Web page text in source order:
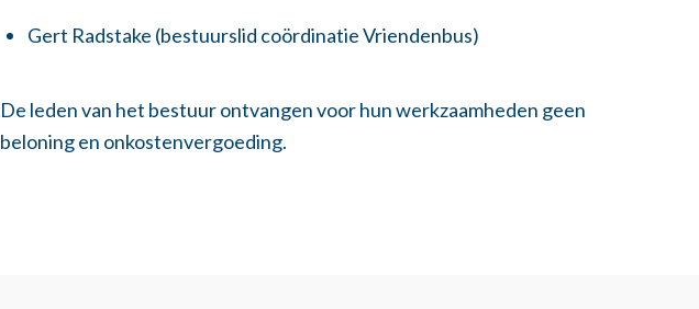
Gert Radstake (bestuurslid coördinatie Vriendenbus)
De leden van het bestuur ontvangen voor hun werkzaamheden geen
beloning en onkostenvergoeding.